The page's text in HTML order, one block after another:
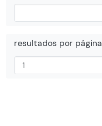
resultados por página